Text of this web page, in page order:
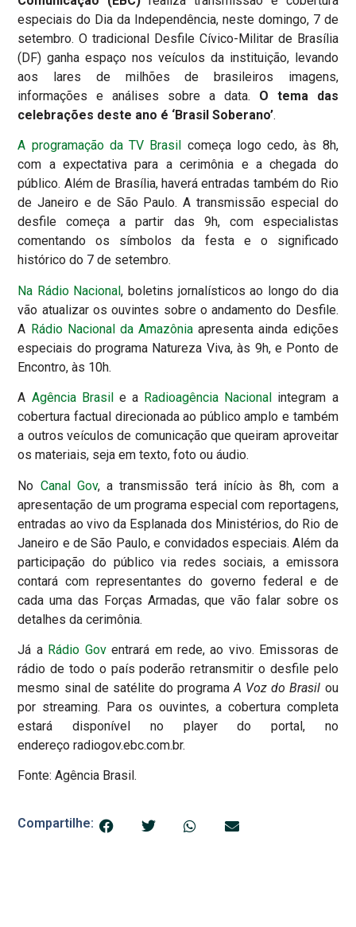
especiais do Dia da Independência, neste domingo, 7 de
setembro. O tradicional Desfile Cívico-Militar de Brasília
(DF) ganha espaço nos veículos da instituição, levando
aos lares de milhões de brasileiros imagens,
informações e análises sobre a data. O tema das
celebrações deste ano é ‘Brasil Soberano’.
A programação da TV Brasil
começa logo cedo, às 8h,
com a expectativa para a cerimônia e a chegada do
público. Além de Brasília, haverá entradas também do Rio
de Janeiro e de São Paulo. A transmissão especial do
desfile começa a partir das 9h, com especialistas
comentando os símbolos da festa e o significado
histórico do 7 de setembro.
Na Rádio Nacional, boletins jornalísticos ao longo do dia
vão atualizar os ouvintes sobre o andamento do Desfile.
A Rádio Nacional da Amazônia apresenta ainda edições
especiais do programa Natureza Viva, às 9h, e Ponto de
Encontro, às 10h.
A Agência Brasil e a Radioagência Nacional
integram a
cobertura factual direcionada ao público amplo e também
a outros veículos de comunicação que queiram aproveitar
os materiais, seja em texto, foto ou áudio.
No Canal Gov, a transmissão terá início às 8h, com a
apresentação de um programa especial com reportagens,
entradas ao vivo da Esplanada dos Ministérios, do Rio de
Janeiro e de São Paulo, e convidados especiais. Além da
participação do público via redes sociais, a emissora
contará com representantes do governo federal e de
cada uma das Forças Armadas, que vão falar sobre os
detalhes da cerimônia.
Já a Rádio Goventrará em rede, ao vivo. Emissoras de
rádio de todo o país poderão retransmitir o desfile pelo
mesmo sinal de satélite do programaA Voz do Brasil ou
por streaming. Para os ouvintes, a cobertura completa
estará disponível no player do portal, no
endereço radiogov.ebc.com.br.
Fonte: Agência Brasil.
Compartilhe: